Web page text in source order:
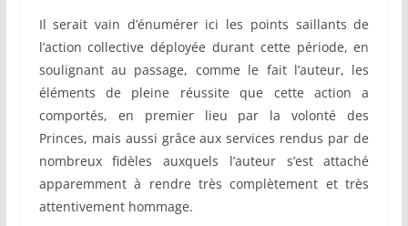
Il serait vain d’énumérer ici les points saillants de
l’action collective déployée durant cette période, en
soulignant au passage, comme le fait l’auteur, les
éléments de pleine réussite que cette action a
comportés, en premier lieu par la volonté des
Princes, mais aussi grâce aux services rendus par de
nombreux fidèles auxquels l’auteur s’est attaché
apparemment à rendre très complètement et très
attentivement hommage.